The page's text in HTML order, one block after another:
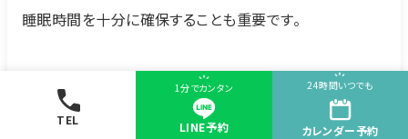
TEL
1分でカンタン
LINE予約
24時間いつでも
カレンダー予約
睡眠時間を十分に確保することも重要です。
目を清潔に保つことは、感染症予防に繋がります。